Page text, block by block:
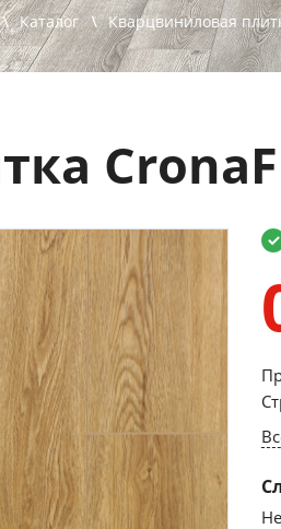
Каталог Кварцвиниловая